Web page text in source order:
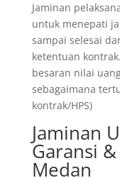
Jaminan
untuk menepati
sampai selesai
ketentuan
besaran nilai
sebagaimana
kontrak/HPS)
Jaminan
Garansi
Medan